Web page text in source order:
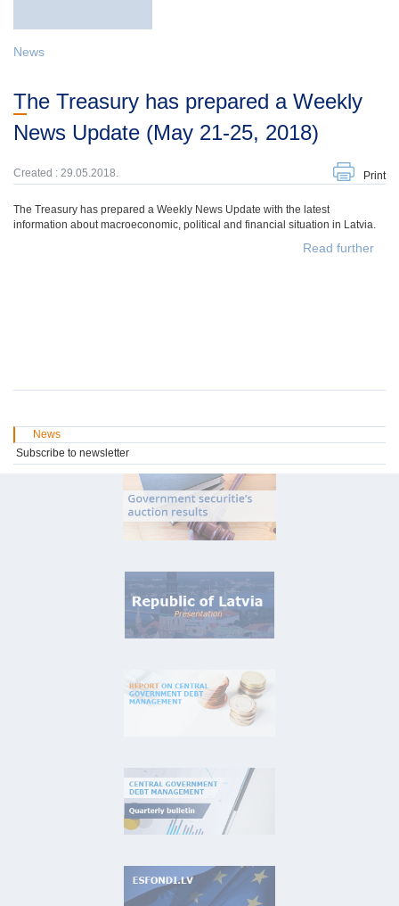
News
The Treasury has prepared a Weekly
News Update (May 21-25, 2018)
Created : 29.05.2018. Print
The Treasury has prepared a Weekly News Update with the latest
information about macroeconomic, political and financial situation in Latvia.
Read further
News
Subscribe to newsletter